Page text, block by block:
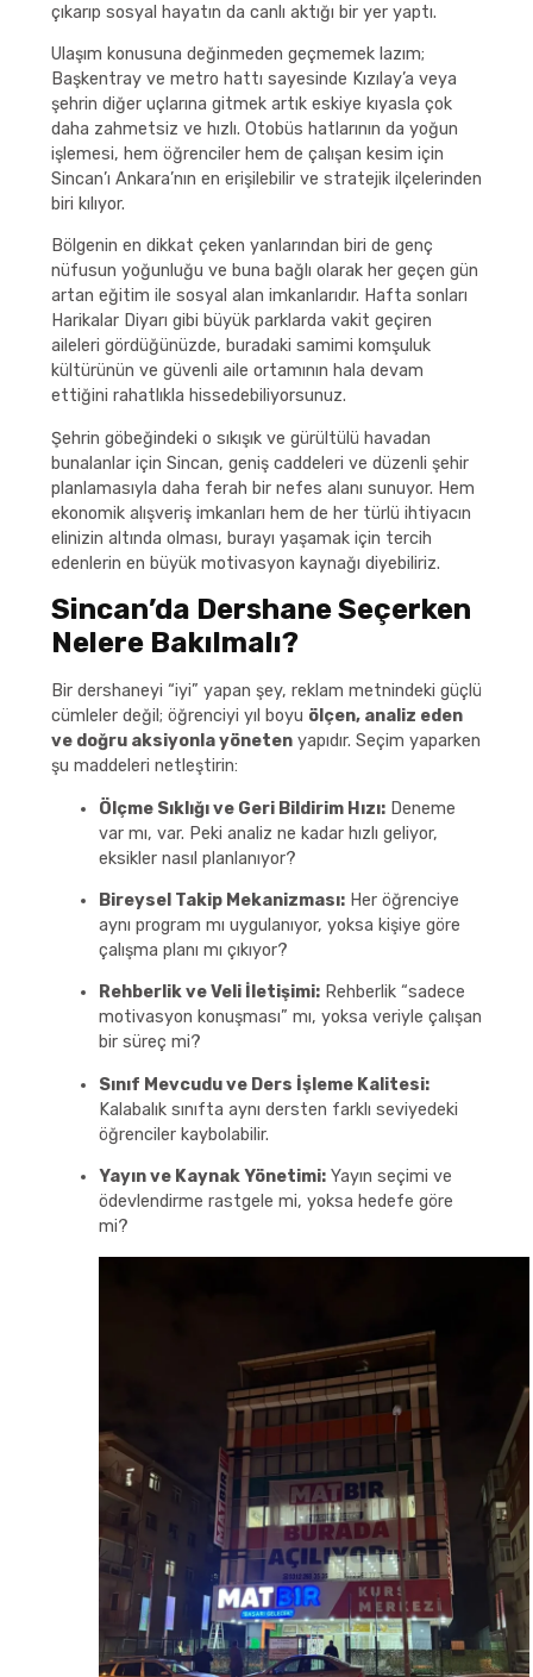
çıkarıp sosyal hayatın da canlı aktığı bir yer yaptı.
Ulaşım konusuna değinmeden geçmemek lazım;
Başkentray ve metro hattı sayesinde Kızılay’a veya
şehrin diğer uçlarına gitmek artık eskiye kıyasla çok
daha zahmetsiz ve hızlı. Otobüs hatlarının da yoğun
işlemesi, hem öğrenciler hem de çalışan kesim için
Sincan’ı Ankara’nın en erişilebilir ve stratejik ilçelerinden
biri kılıyor.
Bölgenin en dikkat çeken yanlarından biri de genç
nüfusun yoğunluğu ve buna bağlı olarak her geçen gün
artan eğitim ile sosyal alan imkanlarıdır. Hafta sonları
Harikalar Diyarı gibi büyük parklarda vakit geçiren
aileleri gördüğünüzde, buradaki samimi komşuluk
kültürünün ve güvenli aile ortamının hala devam
ettiğini rahatlıkla hissedebiliyorsunuz.
Şehrin göbeğindeki o sıkışık ve gürültülü havadan
bunalanlar için Sincan, geniş caddeleri ve düzenli şehir
planlamasıyla daha ferah bir nefes alanı sunuyor. Hem
ekonomik alışveriş imkanları hem de her türlü ihtiyacın
elinizin altında olması, burayı yaşamak için tercih
edenlerin en büyük motivasyon kaynağı diyebiliriz.
Sincan’da Dershane Seçerken
Nelere Bakılmalı?
Bir dershaneyi “iyi” yapan şey, reklam metnindeki güçlü
cümleler değil; öğrenciyi yıl boyu ölçen, analiz eden
ve doğru aksiyonla yönetenyapıdır. Seçim yaparken
şu maddeleri netleştirin:
Ölçme Sıklığı ve Geri Bildirim Hızı:Deneme
var mı, var. Peki analiz ne kadar hızlı geliyor,
eksikler nasıl planlanıyor?
Bireysel Takip Mekanizması:Her öğrenciye
aynı program mı uygulanıyor, yoksa kişiye göre
çalışma planı mı çıkıyor?
Rehberlik ve Veli İletişimi:Rehberlik “sadece
motivasyon konuşması” mı, yoksa veriyle çalışan
bir süreç mi?
Sınıf Mevcudu ve Ders İşleme Kalitesi:
Kalabalık sınıfta aynı dersten farklı seviyedeki
öğrenciler kaybolabilir.
Yayın ve Kaynak Yönetimi:Yayın seçimi ve
ödevlendirme rastgele mi, yoksa hedefe göre
mi?